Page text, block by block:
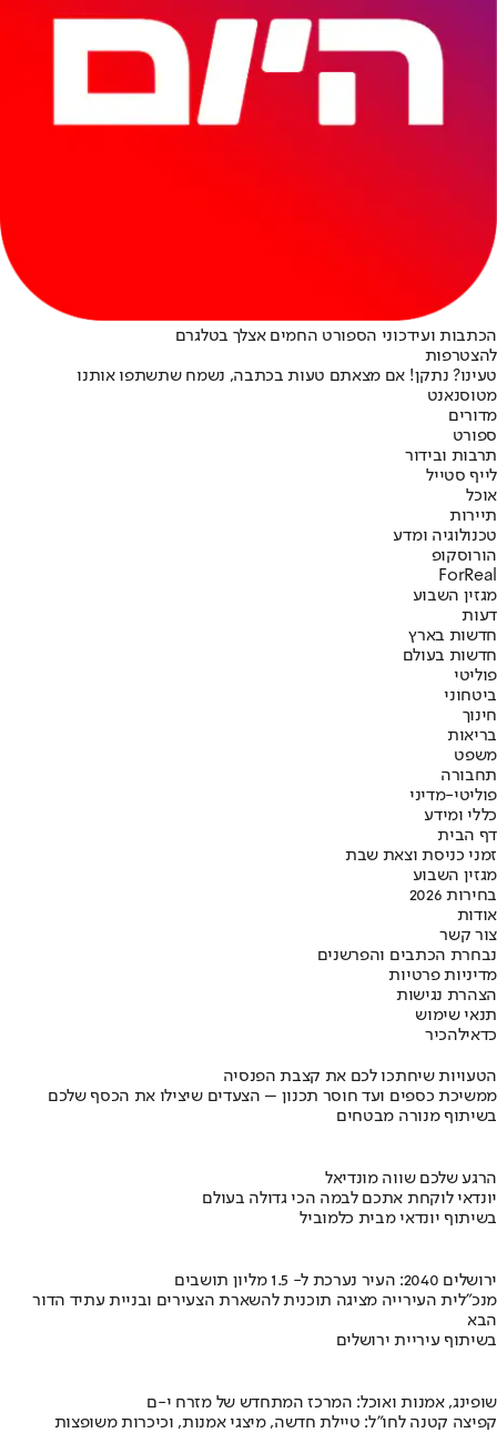
הכתבות ועידכוני הספורט החמים אצלך בטלגרם
להצטרפות
טעינו? נתקן! אם מצאתם טעות בכתבה, נשמח שתשתפו אותנו
מטוסנאנט
מדורים
ספורט
תרבות ובידור
לייף סטייל
אוכל
תיירות
טכנולוגיה ומדע
הורוסקופ
ForReal
מגזין השבוע
דעות
חדשות בארץ
חדשות בעולם
פוליטי
ביטחוני
חינוך
בריאות
משפט
תחבורה
פוליטי-מדיני
כללי ומידע
דף הבית
זמני כניסת וצאת שבת
מגזין השבוע
בחירות 2026
אודות
צור קשר
נבחרת הכתבים והפרשנים
מדיניות פרטיות
הצהרת נגישות
תנאי שימוש
כדאילהכיר
הטעויות שיחתכו לכם את קצבת הפנסיה
ממשיכת כספים ועד חוסר תכנון – הצעדים שיצילו את הכסף שלכם
בשיתוף מנורה מבטחים
הרגע שלכם שווה מונדיאל
יונדאי לוקחת אתכם לבמה הכי גדולה בעולם
בשיתוף יונדאי מבית כלמוביל
ירושלים 2040: העיר נערכת ל- 1.5 מליון תושבים
מנכ"לית העירייה מציגה תוכנית להשארת הצעירים ובניית עתיד הדור
הבא
בשיתוף עיריית ירושלים
שופינג, אמנות ואוכל: המרכז המתחדש של מזרח י-ם
קפיצה קטנה לחו"ל: טיילת חדשה, מיצגי אמנות, וכיכרות משופצות